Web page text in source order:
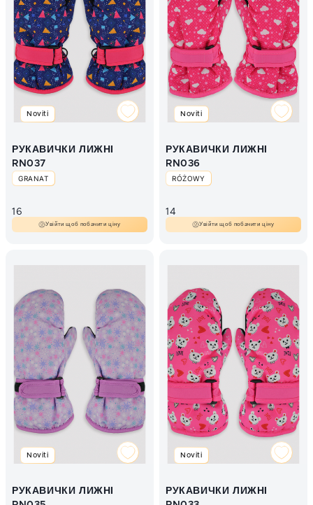
Noviti
РУКАВИЧКИ ЛИЖНІ
RN037
GRANAT
16
Увійти щоб побачити ціну
Noviti
РУКАВИЧКИ ЛИЖНІ
RN036
RÓŻOWY
14
Увійти щоб побачити ціну
Noviti
РУКАВИЧКИ ЛИЖНІ
Noviti
РУКАВИЧКИ ЛИЖНІ